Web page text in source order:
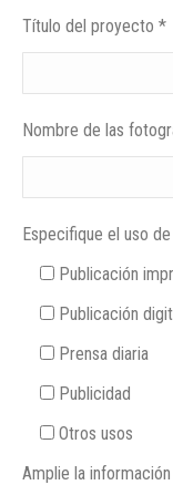
Título del proyecto *
Nombre de las
Especifique el uso
Publicación
Publicación
Prensa diaria
Publicidad
Otros usos
Amplie la